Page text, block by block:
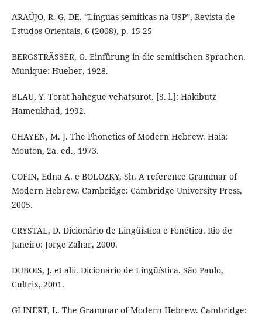
ARAÚJO, R. G. DE. “Línguas semíticas na USP”, Revista de
Estudos Orientais, 6 (2008), p. 15-25
BERGSTRÄSSER, G. Einfürung in die semitischen Sprachen.
Munique: Hueber, 1928.
BLAU, Y. Torat hahegue vehatsurot. [S. l.]: Hakibutz
Hameukhad, 1992.
CHAYEN, M. J. The Phonetics of Modern Hebrew. Haia:
Mouton, 2a. ed., 1973.
COFIN, Edna A. e BOLOZKY, Sh. A reference Grammar of
Modern Hebrew. Cambridge: Cambridge University Press,
2005.
CRYSTAL, D. Dicionário de Lingüística e Fonética. Rio de
Janeiro: Jorge Zahar, 2000.
DUBOIS, J. et alii. Dicionário de Lingüística. São Paulo,
Cultrix, 2001.
GLINERT, L. The Grammar of Modern Hebrew. Cambridge: